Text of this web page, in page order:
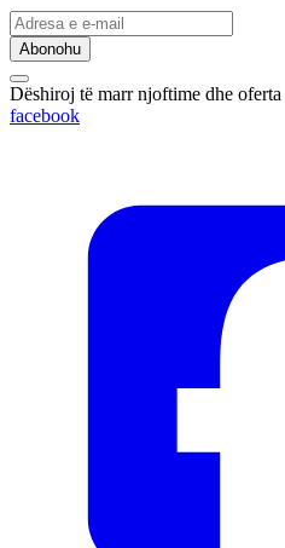
Abonohu
Dëshiroj të marr njoftime dhe oferta
facebook